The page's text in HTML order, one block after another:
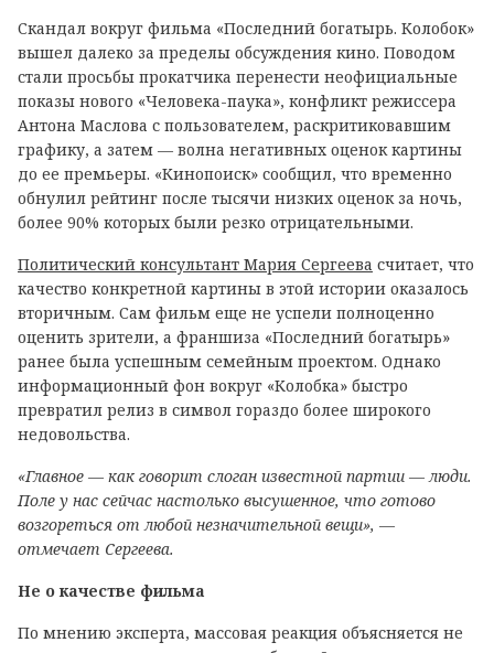
Скандал вокруг фильма «Последний богатырь. Колобок»
вышел далеко за пределы обсуждения кино. Поводом
стали просьбы прокатчика перенести неофициальные
показы нового «Человека-паука», конфликт режиссера
Антона Маслова с пользователем, раскритиковавшим
графику, а затем — волна негативных оценок картины
до ее премьеры. «Кинопоиск» сообщил, что временно
обнулил рейтинг после тысячи низких оценок за ночь,
более 90% которых были резко отрицательными.
Политический консультант Мария Сергеева считает, что
качество конкретной картины в этой истории оказалось
вторичным. Сам фильм еще не успели полноценно
оценить зрители, а франшиза «Последний богатырь»
ранее была успешным семейным проектом. Однако
информационный фон вокруг «Колобка» быстро
превратил релиз в символ гораздо более широкого
недовольства.
«Главное — как говорит слоган известной партии — люди.
Поле у нас сейчас настолько высушенное, что готово
возгореться от любой незначительной вещи», —
отмечает Сергеева.
Не о качестве фильма
По мнению эксперта, массовая реакция объясняется не